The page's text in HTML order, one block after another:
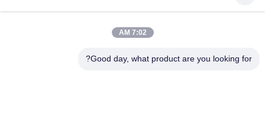
7:02 AM
Good day, what product are you looking for?